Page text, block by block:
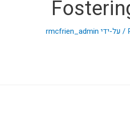
/ על-ידיrmcfrien_admin